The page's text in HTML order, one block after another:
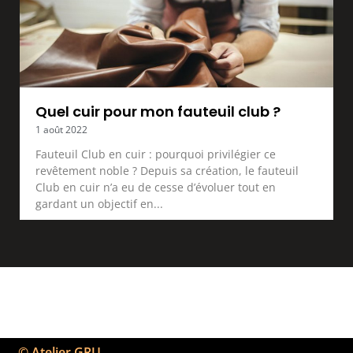
Quel cuir pour mon fauteuil club ?
1 août 2022
Fauteuil Club en cuir : pourquoi privilégier ce
revêtement noble ? Depuis sa création, le fauteuil
Club en cuir n’a eu de cesse d’évoluer tout en
gardant un objectif en